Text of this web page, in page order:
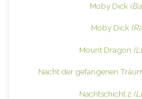
Moby Dick
Moby Dick
Mount Dragon
Nacht der gefangenen
Nachtschicht 2